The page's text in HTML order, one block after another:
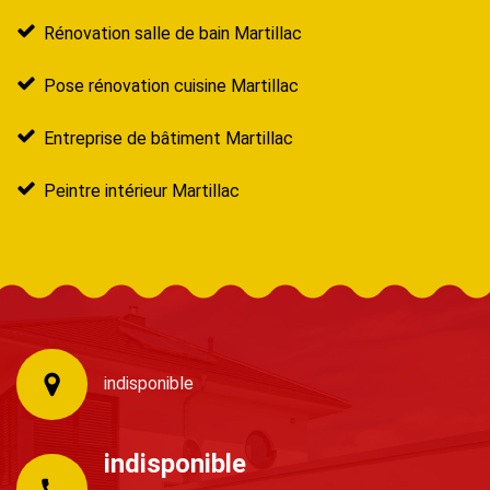
Rénovation salle de bain Martillac
Pose rénovation cuisine Martillac
Entreprise de bâtiment Martillac
Peintre intérieur Martillac
indisponible
indisponible